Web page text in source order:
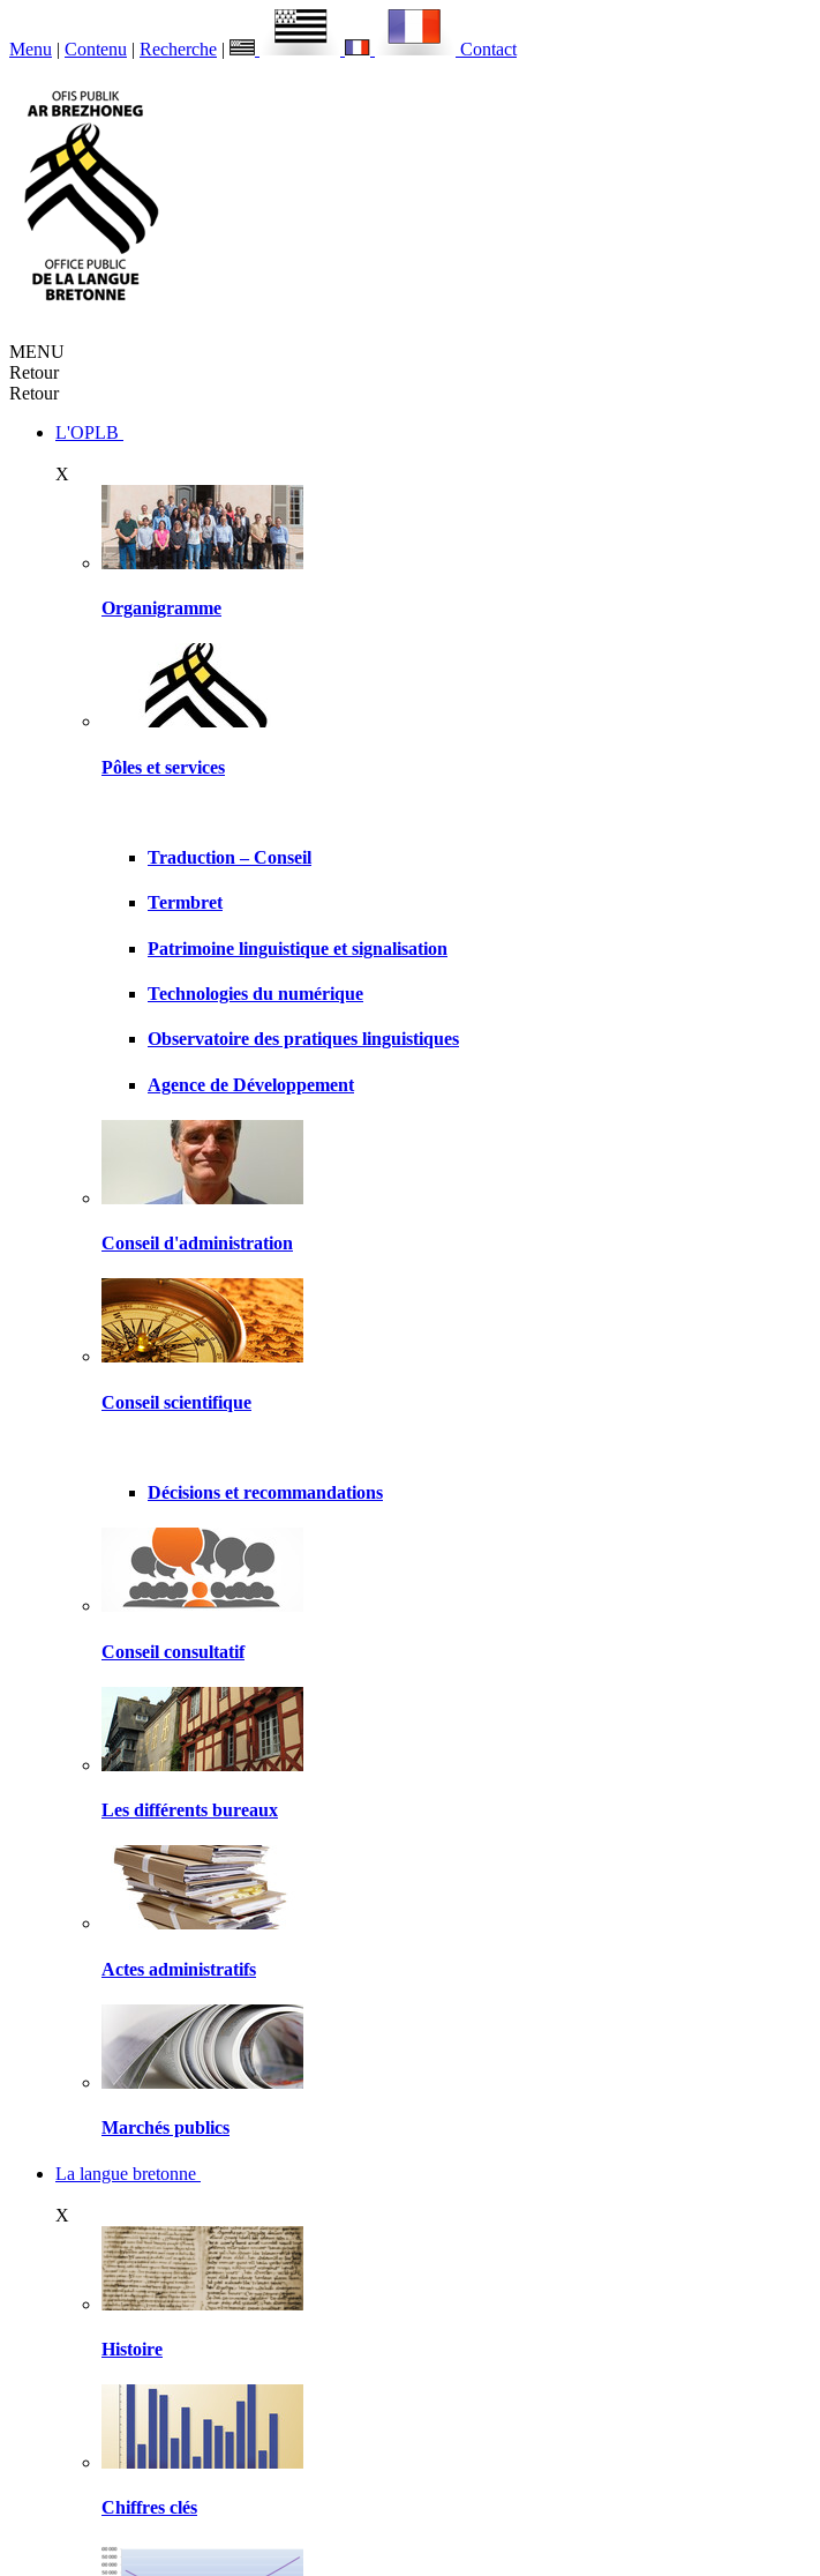
Menu | Contenu | Recherche | Contact
MENU
Retour
Retour
L'OPLB
X
Organigramme
Pôles et services
Traduction – Conseil
Termbret
Patrimoine linguistique et signalisation
Technologies du numérique
Observatoire des pratiques linguistiques
Agence de Développement
Conseil d'administration
Conseil scientifique
Décisions et recommandations
Conseil consultatif
Les différents bureaux
Actes administratifs
Marchés publics
La langue bretonne
X
Histoire
Chiffres clés